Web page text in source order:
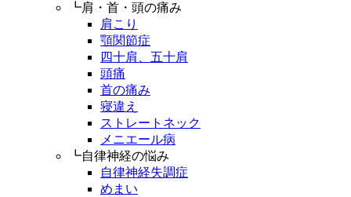
┗肩・首・頭の痛み
肩こり
顎関節症
四十肩、五十肩
頭痛
首の痛み
寝違え
ストレートネック
メニエール病
┗自律神経の悩み
自律神経失調症
めまい